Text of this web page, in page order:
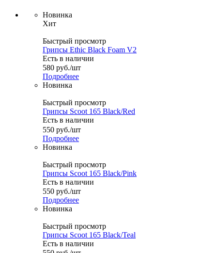
Новинка
Хит
Быстрый просмотр
Грипсы Ethic Black Foam V2
Есть в наличии
580 руб./шт
Подробнее
Новинка
Быстрый просмотр
Грипсы Scoot 165 Black/Red
Есть в наличии
550 руб./шт
Подробнее
Новинка
Быстрый просмотр
Грипсы Scoot 165 Black/Pink
Есть в наличии
550 руб./шт
Подробнее
Новинка
Быстрый просмотр
Грипсы Scoot 165 Black/Teal
Есть в наличии